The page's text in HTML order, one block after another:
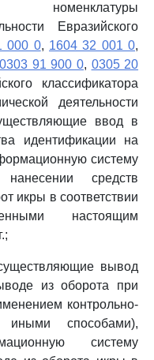
Евразийского
000 0, 1604 32 001 0,
0303 91 900 0, 0305 20
классификатора
деятельности
ввод в
идентификации на
систему
средств
икры в соответствии
настоящим
вывод
из оборота при
контрольно-
способами),
систему